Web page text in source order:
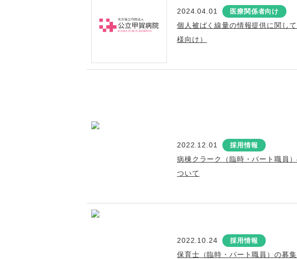
2024.04.01 医療関係者向け
個人被ばく線量の情報提供に関し
様向け）
2022.12.01 採用情報
病棟クラーク（臨時・パート職員
ついて
2022.10.24 採用情報
保育士（臨時・パート職員）の募